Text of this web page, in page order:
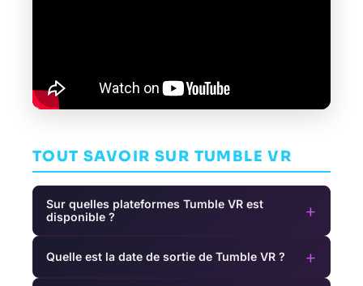
TOUT SAVOIR SUR TUMBLE VR
Sur quelles plateformes Tumble VR est
disponible ?
+
Quelle est la date de sortie de Tumble VR ? +